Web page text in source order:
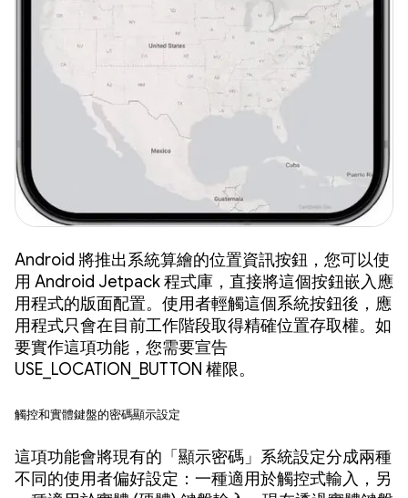
Android 將推出系統算繪的位置資訊按鈕，您可以使
用 Android Jetpack 程式庫，直接將這個按鈕嵌入應
用程式的版面配置。使用者輕觸這個系統按鈕後，應
用程式只會在目前工作階段取得精確位置存取權。如
要實作這項功能，您需要宣告
USE_LOCATION_BUTTON 權限。
觸控和實體鍵盤的密碼顯示設定
這項功能會將現有的「顯示密碼」系統設定分成兩種
不同的使用者偏好設定：一種適用於觸控式輸入，另